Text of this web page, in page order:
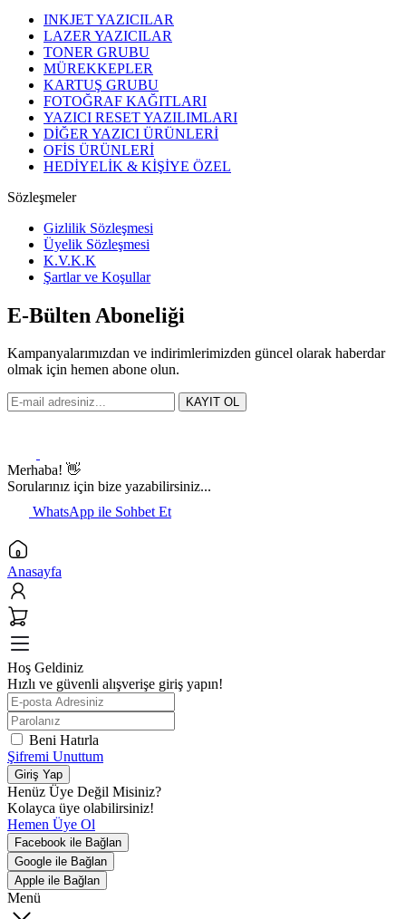
INKJET YAZICILAR
LAZER YAZICILAR
TONER GRUBU
MÜREKKEPLER
KARTUŞ GRUBU
FOTOĞRAF KAĞITLARI
YAZICI RESET YAZILIMLARI
DİĞER YAZICI ÜRÜNLERİ
OFİS ÜRÜNLERİ
HEDİYELİK & KİŞİYE ÖZEL
Sözleşmeler
Gizlilik Sözleşmesi
Üyelik Sözleşmesi
K.V.K.K
Şartlar ve Koşullar
E-Bülten Aboneliği
Kampanyalarımızdan ve indirimlerimizden güncel olarak haberdar
olmak için hemen abone olun.
KAYIT OL
Merhaba! 👋
Sorularınız için bize yazabilirsiniz...
WhatsApp ile Sohbet Et
Anasayfa
Hoş Geldiniz
Hızlı ve güvenli alışverişe giriş yapın!
Beni Hatırla
Şifremi Unuttum
Giriş Yap
Henüz Üye Değil Misiniz?
Kolayca üye olabilirsiniz!
Hemen Üye Ol
Facebook ile Bağlan
Google ile Bağlan
Apple ile Bağlan
Menü